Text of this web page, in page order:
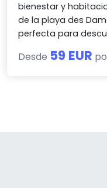
bienestar y
de la playa des
perfecta para
Desde 59 EUR